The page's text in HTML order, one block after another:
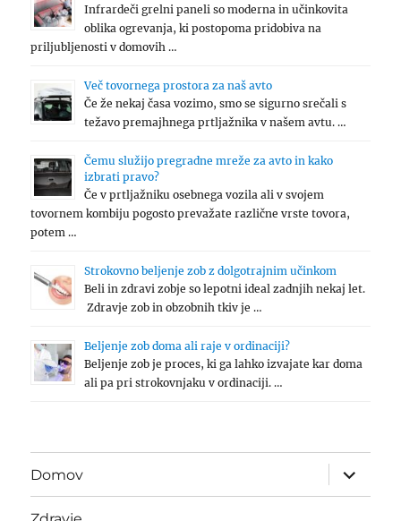
Infrardeči grelni paneli so moderna in učinkovita
oblika ogrevanja, ki postopoma pridobiva na
priljubljenosti v domovih …
Več tovornega prostora za naš avto
Če že nekaj časa vozimo, smo se sigurno srečali s
težavo premajhnega prtljažnika v našem avtu. …
Čemu služijo pregradne mreže za avto in kako
izbrati pravo?
Če v prtljažniku osebnega vozila ali v svojem
tovornem kombiju pogosto prevažate različne vrste tovora,
potem …
Strokovno beljenje zob z dolgotrajnim učinkom
Beli in zdravi zobje so lepotni ideal zadnjih nekaj let.
Zdravje zob in obzobnih tkiv je …
Beljenje zob doma ali raje v ordinaciji?
Beljenje zob je proces, ki ga lahko izvajate kar doma
ali pa pri strokovnjaku v ordinaciji. …
Domov
expand
child
menu